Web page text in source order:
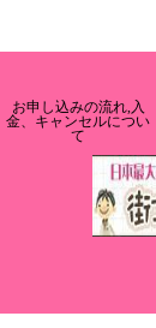
お申し込みの流れ,入
金、キャンセルについ
て